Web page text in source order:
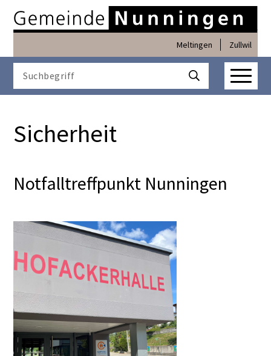
Navigieren in
Schnellnavigation
Meltingen Zullwil
Suche starten
Sicherheit
Notfalltreffpunkt Nunningen